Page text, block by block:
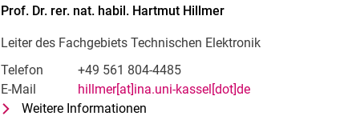
Prof. Dr. rer. nat. habil. Hartmut Hillmer
Leiter des Fachgebiets Technischen Elektronik
Telefon
+49 561 804-4485
E-Mail
hillmer[at]ina.uni-kassel[dot]de
Weitere Informationen